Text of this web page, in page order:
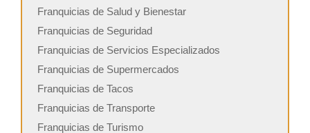
Franquicias de Salud y Bienestar
Franquicias de Seguridad
Franquicias de Servicios Especializados
Franquicias de Supermercados
Franquicias de Tacos
Franquicias de Transporte
Franquicias de Turismo